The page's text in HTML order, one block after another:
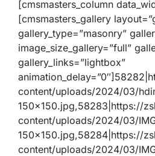
[cmsmasters_column
[cmsmasters_gallery
gallery_type=”masonry”
image_size_gallery=”full”
gallery_links=”lightbox”
content/uploads/2024/03/
150×150.jpg,58283|https://
content/uploads/2024/03/
150×150.jpg,58284|https://
content/uploads/2024/03/